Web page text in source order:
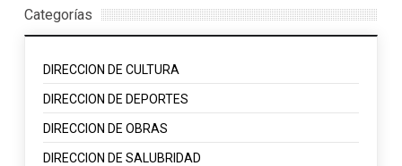
Categorías
DIRECCION DE CULTURA
DIRECCION DE DEPORTES
DIRECCION DE OBRAS
DIRECCION DE SALUBRIDAD